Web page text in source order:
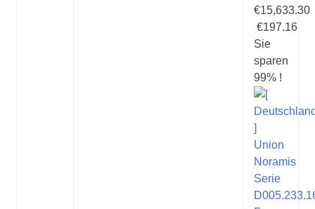
€15,633.30
€197.16
Sie
sparen
99% !